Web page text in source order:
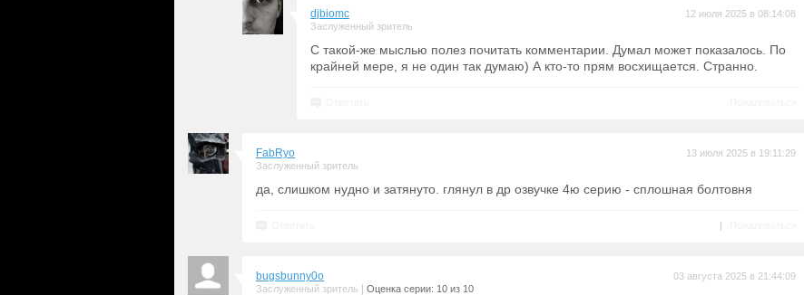
djbiomc
Заслуженный зритель
12 июля 2025 в 08:14:08
С такой-же мыслью полез почитать комментарии. Думал может показалось. По
крайней мере, я не один так думаю) А кто-то прям восхищается. Странно.
FabRyo
Заслуженный зритель
13 июля 2025 в 19:11:29
да, слишком нудно и затянуто. глянул в др озвучке 4ю серию - сплошная болтовня
|
bugsbunny0o
Заслуженный зритель Оценка серии: 10 из 10
03 августа 2025 в 21:44:09